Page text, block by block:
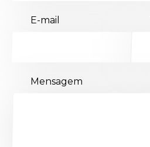
E-mail
Mensagem